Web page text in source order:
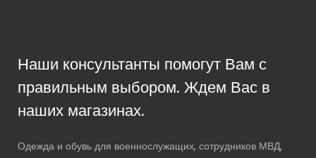
Наши консультанты помогут Вам с
правильным выбором. Ждем Вас в
наших магазинах.
Одежда и обувь для военнослужащих, сотрудников МВД,